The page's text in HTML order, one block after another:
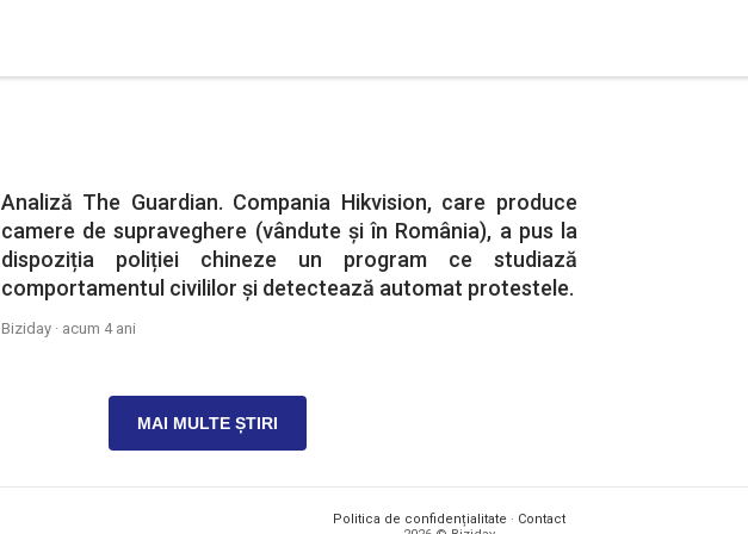
Analiză The Guardian. Compania Hikvision, care produce
camere de supraveghere (vândute și în România), a pus la
dispoziția poliției chineze un program ce studiază
comportamentul civililor și detectează automat protestele.
Biziday · acum 4 ani
MAI MULTE ȘTIRI
Politica de confidențialitate · Contact